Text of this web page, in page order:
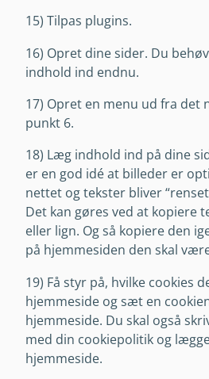
15) Tilpas plugins.
16) Opret dine sider. Du
indhold ind endnu.
17) Opret en menu ud fra det
punkt 6.
18) Læg indhold ind på dine
er en god idé at billeder er
nettet og tekster bliver
Det kan gøres ved at kopiere
eller lign. Og så kopiere den
på hjemmesiden den skal
19) Få styr på, hvilke cookies
hjemmeside og sæt en
hjemmeside. Du skal også
med din cookiepolitik og
hjemmeside.